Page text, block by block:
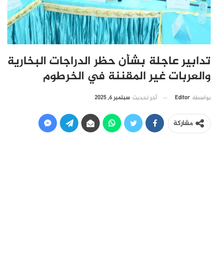
تدابير عاجلة بشأن حظر الدراجات البخارية
والعربات غير المقننة في الخرطوم
بواسطة Editor آخر تحديث سبتمبر 6, 2025
مشاركة